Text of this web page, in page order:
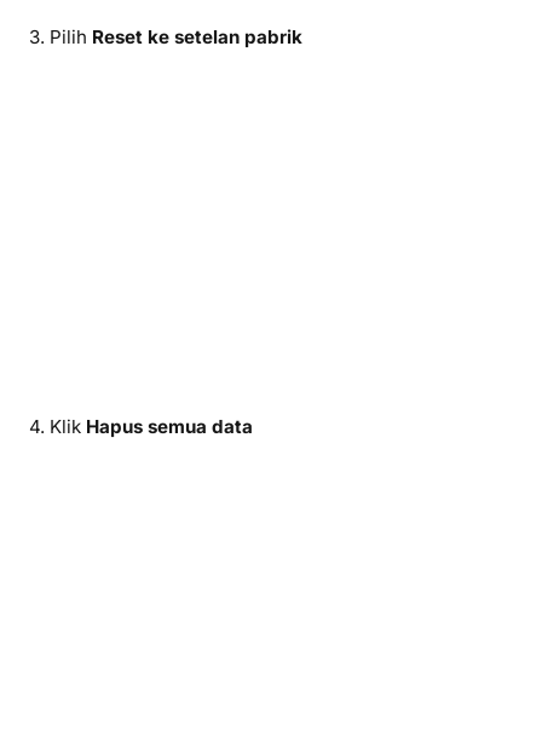
3. Pilih Reset ke setelan pabrik
4. Klik Hapus semua data